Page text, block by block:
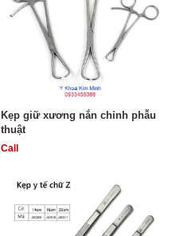
Kẹp giữ xương nắn chỉnh phẫu
thuật
Call